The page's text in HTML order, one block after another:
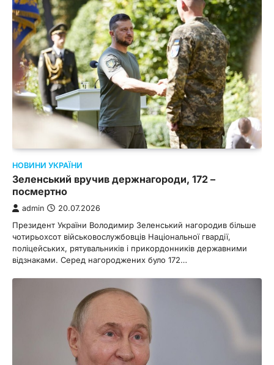
НОВИНИ УКРАЇНИ
Зеленський вручив держнагороди, 172 –
посмертно
admin 20.07.2026
Президент України Володимир Зеленський нагородив більше
чотирьохсот військовослужбовців Національної гвардії,
поліцейських, рятувальників і прикордонників державними
відзнаками. Серед нагороджених було 172…